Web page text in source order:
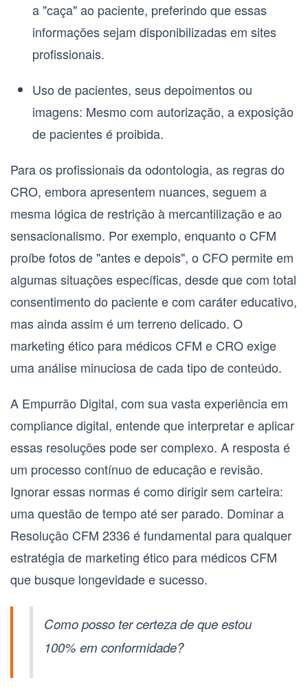
a "caça" ao paciente, preferindo que essas
informações sejam disponibilizadas em sites
profissionais.
Uso de pacientes, seus depoimentos ou
imagens: Mesmo com autorização, a exposição
de pacientes é proibida.
Para os profissionais da odontologia, as regras do
CRO, embora apresentem nuances, seguem a
mesma lógica de restrição à mercantilização e ao
sensacionalismo. Por exemplo, enquanto o CFM
proíbe fotos de "antes e depois", o CFO permite em
algumas situações específicas, desde que com total
consentimento do paciente e com caráter educativo,
mas ainda assim é um terreno delicado. O
marketing ético para médicos CFM e CRO exige
uma análise minuciosa de cada tipo de conteúdo.
A Empurrão Digital, com sua vasta experiência em
compliance digital, entende que interpretar e aplicar
essas resoluções pode ser complexo. A resposta é
um processo contínuo de educação e revisão.
Ignorar essas normas é como dirigir sem carteira:
uma questão de tempo até ser parado. Dominar a
Resolução CFM 2336é fundamental para qualquer
estratégia de marketing ético para médicos CFM
que busque longevidade e sucesso.
Como posso ter certeza de que estou
100% em conformidade?